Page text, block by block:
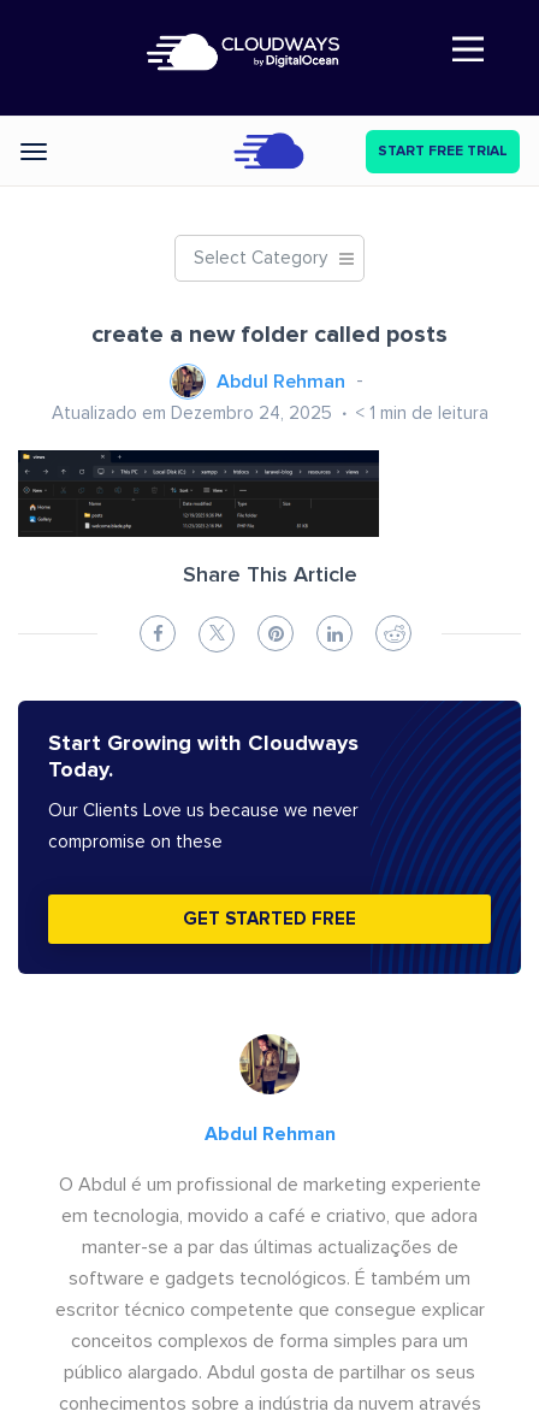
Abre a navegação
Categories START FREE TRIAL
Select Category
create a new folder called posts
Abdul Rehman
Atualizado em Dezembro 24, 2025 < 1 min de leitura
Share This Article
Start Growing with Cloudways
Today.
Our Clients Love us because we never
compromise on these
GET STARTED FREE
Abdul Rehman
O Abdul é um profissional de marketing experiente
em tecnologia, movido a café e criativo, que adora
manter-se a par das últimas actualizações de
software e gadgets tecnológicos. É também um
escritor técnico competente que consegue explicar
conceitos complexos de forma simples para um
público alargado. Abdul gosta de partilhar os seus
conhecimentos sobre a indústria da nuvem através